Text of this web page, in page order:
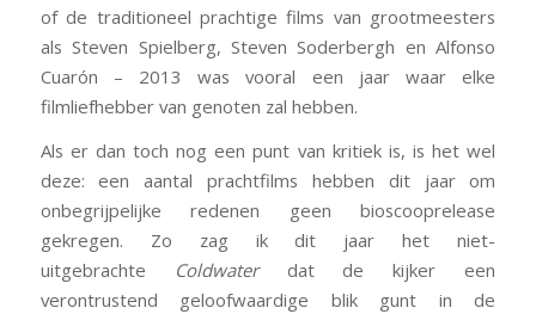
of de traditioneel prachtige films van grootmeesters
als Steven Spielberg, Steven Soderbergh en Alfonso
Cuarón – 2013 was vooral een jaar waar elke
filmliefhebber van genoten zal hebben.
Als er dan toch nog een punt van kritiek is, is het wel
deze: een aantal prachtfilms hebben dit jaar om
onbegrijpelijke redenen geen bioscooprelease
gekregen. Zo zag ik dit jaar het niet-
uitgebrachte
Coldwater dat de kijker een
verontrustend geloofwaardige blik gunt in de